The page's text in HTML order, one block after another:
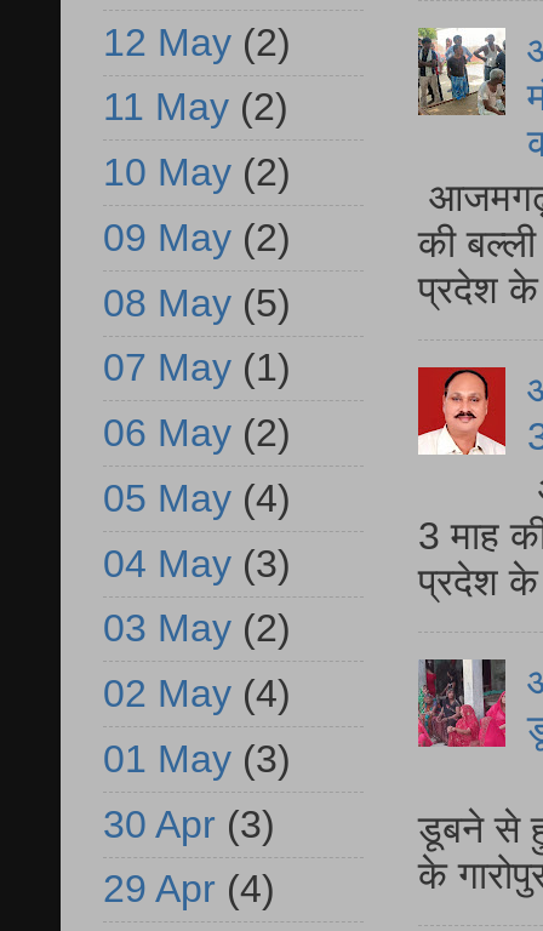
आजमगढ़
की
प्रदेश
3 माह
प्रदेश
डूबने से
के
12 May (2)
11 May (2)
10 May (2)
09 May (2)
08 May (5)
07 May (1)
06 May (2)
05 May (4)
04 May (3)
03 May (2)
02 May (4)
01 May (3)
30 Apr (3)
29 Apr (4)